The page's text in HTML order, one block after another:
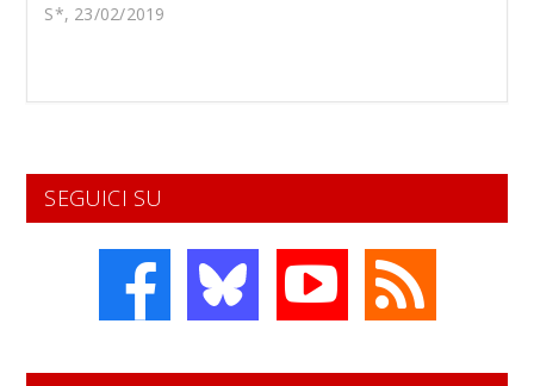
S*, 23/02/2019
SEGUICI SU